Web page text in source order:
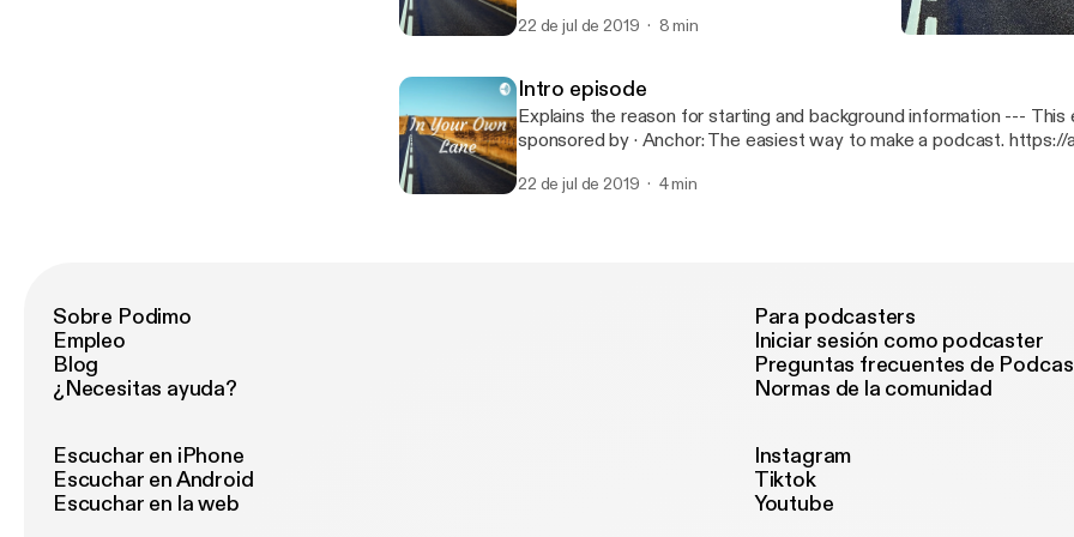
22 de jul de 2019 8 min
Intro episode
Explains the reason for starting and background information --- This episode is
sponsored by · Anchor: The easiest way to make a podcast. https://anchor.fm/app
22 de jul de 2019 4 min
Sobre Podimo
Empleo
Blog
¿Necesitas ayuda?
Para podcasters
Iniciar sesión como podcaster
Preguntas frecuentes de
Normas de la comunidad
Escuchar en iPhone
Escuchar en Android
Escuchar en la web
Instagram
Tiktok
Youtube